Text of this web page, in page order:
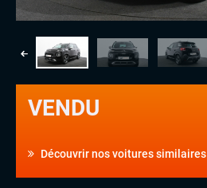
VENDU
Découvrir nos voitures similaires